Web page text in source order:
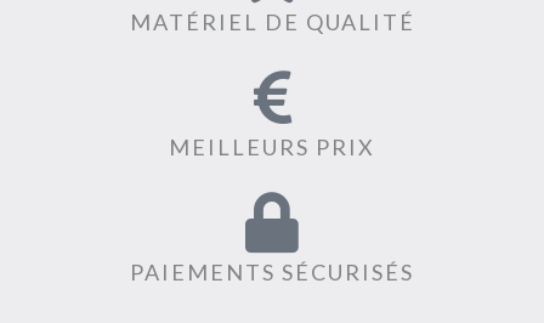
MATÉRIEL DE QUALITÉ
MEILLEURS PRIX
PAIEMENTS SÉCURISÉS